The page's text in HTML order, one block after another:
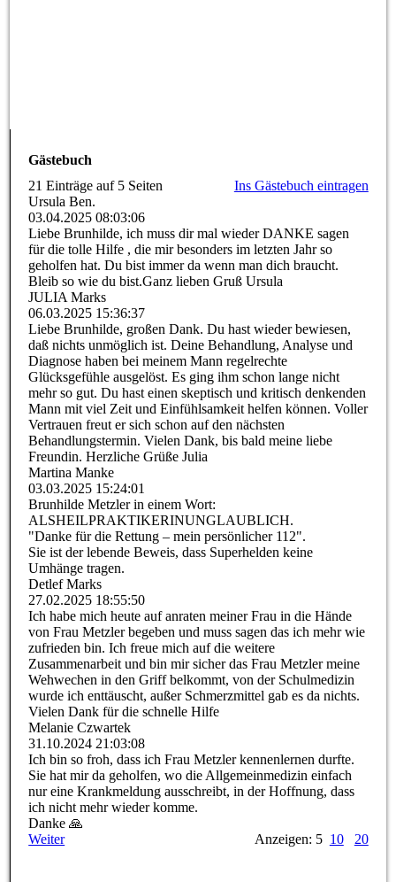
Gästebuch
21 Einträge auf 5 Seiten
Ins Gästebuch eintragen
Ursula Ben.
03.04.2025 08:03:06
Liebe Brunhilde, ich muss dir mal wieder DANKE sagen
für die tolle Hilfe , die mir besonders im letzten Jahr so
geholfen hat. Du bist immer da wenn man dich braucht.
Bleib so wie du bist.Ganz lieben Gruß Ursula
JULIA Marks
06.03.2025 15:36:37
Liebe Brunhilde, großen Dank. Du hast wieder bewiesen,
daß nichts unmöglich ist. Deine Behandlung, Analyse und
Diagnose haben bei meinem Mann regelrechte
Glücksgefühle ausgelöst. Es ging ihm schon lange nicht
mehr so gut. Du hast einen skeptisch und kritisch denkenden
Mann mit viel Zeit und Einfühlsamkeit helfen können. Voller
Vertrauen freut er sich schon auf den nächsten
Behandlungstermin. Vielen Dank, bis bald meine liebe
Freundin. Herzliche Grüße Julia
Martina Manke
03.03.2025 15:24:01
Brunhilde Metzler in einem Wort:
ALSHEILPRAKTIKERINUNGLA­UBLICH.­
"Danke für die Rettung – mein persönlicher 112".
Sie ist der lebende Beweis, dass Superhelden keine
Umhänge tragen.
Detlef Marks
27.02.2025 18:55:50
Ich habe mich heute auf anraten meiner Frau in die Hände
von Frau Metzler begeben und muss sagen das ich mehr wie
zufrieden bin. Ich freue mich auf die weitere
Zusammenarbeit und bin mir sicher das Frau Metzler meine
Wehwechen in den Griff belkommt, von der Schulmedizin
wurde ich enttäuscht, außer Schmerzmittel gab es da nichts.
Vielen Dank für die schnelle Hilfe
Melanie Czwartek
31.10.2024 21:03:08
Ich bin so froh, dass ich Frau Metzler kennenlernen durfte.
Sie hat mir da geholfen, wo die Allgemeinmedizin einfach
nur eine Krankmeldung ausschreibt, in der Hoffnung, dass
ich nicht mehr wieder komme.
Danke 🙏
Weiter
Anzeigen: 5 10 20